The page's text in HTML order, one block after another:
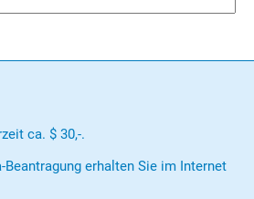
ca. $ 30,-.
erhalten Sie im Internet